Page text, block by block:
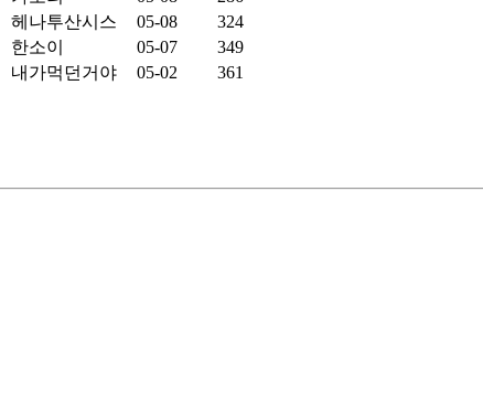
헤나투산시스 05-08
324
한소이 05-07
349
내가먹던거야 05-02
361